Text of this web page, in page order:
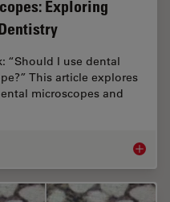
Exploring
“Should I use dental
This article explores
microscopes and
Dental